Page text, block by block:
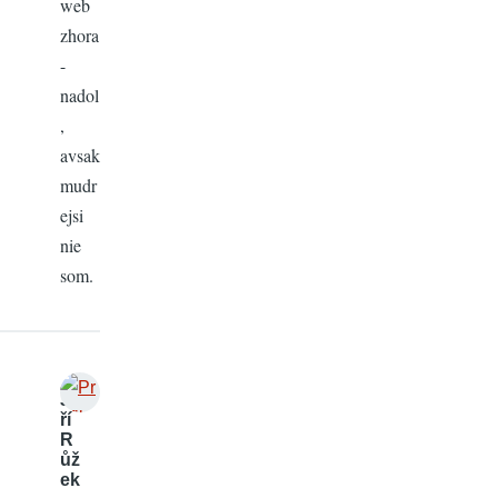
zhora
-
nadol
,
avsak
mudr
ejsi
nie
som.
Ji
ří
R
ůž
ek